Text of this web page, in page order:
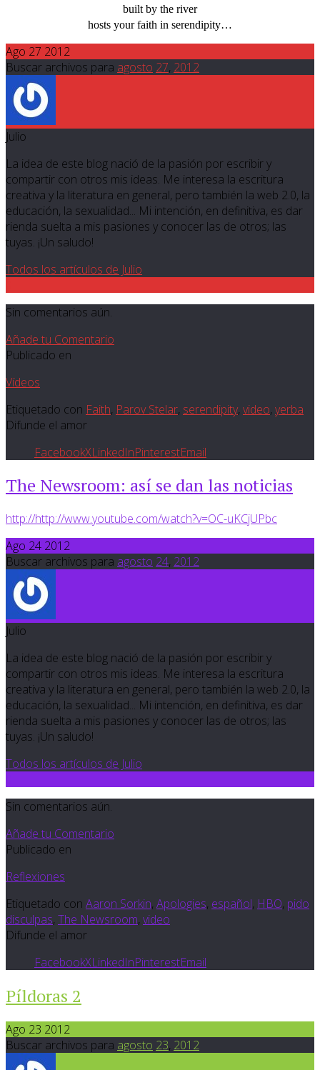
built by the river
hosts your faith in serendipity…
Ago 27 2012
Buscar archivos para agosto 27, 2012
Julio
La idea de este blog nació de la pasión por escribir y
compartir con otros mis ideas. Me interesa la escritura
creativa y la literatura en general, pero también la web 2.0, la
educación, la sexualidad... Mi intención, en definitiva, es dar
rienda suelta a mis pasiones y conocer las de otros; las
tuyas. ¡Un saludo!
Todos los artículos de Julio
Sin comentarios aún.
Añade tu Comentario
Publicado en
Vídeos
Etiquetado con Faith, Parov Stelar, serendipity, video, yerba
Difunde el amor
FacebookXLinkedInPinterestEmail
The Newsroom: así se dan las noticias
http://http://www.youtube.com/watch?v=OC-uKCjUPbc
Ago 24 2012
Buscar archivos para agosto 24, 2012
Julio
La idea de este blog nació de la pasión por escribir y
compartir con otros mis ideas. Me interesa la escritura
creativa y la literatura en general, pero también la web 2.0, la
educación, la sexualidad... Mi intención, en definitiva, es dar
rienda suelta a mis pasiones y conocer las de otros; las
tuyas. ¡Un saludo!
Todos los artículos de Julio
Sin comentarios aún.
Añade tu Comentario
Publicado en
Reflexiones
Etiquetado con Aaron Sorkin, Apologies, español, HBO, pido
disculpas, The Newsroom, video
Difunde el amor
FacebookXLinkedInPinterestEmail
Píldoras 2
Ago 23 2012
Buscar archivos para agosto 23, 2012